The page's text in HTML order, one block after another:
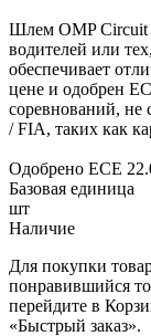
Шлем OMP Circuit
водителей или
обеспечивает
цене и одобрен
соревнований, не
/ FIA, таких как
Одобрено ECE
Базовая единица
шт
Наличие
Для покупки
понравившийся
перейдите в
«Быстрый заказ».